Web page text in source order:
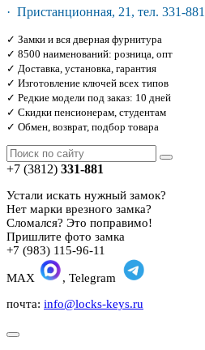
· Пристанционная, 21, тел. 331-881
✓ Замки и вся дверная фурнитура
✓ 8500 наименований: розница, опт
✓ Доставка, установка, гарантия
✓ Изготовление ключей всех типов
✓ Редкие модели под заказ: 10 дней
✓ Скидки пенсионерам, студентам
✓ Обмен, возврат, подбор товара
+7 (3812) 331-881
Устали искать нужный замок?
Нет марки врезного замка?
Сломался? Это поправимо!
Пришлите фото замка
+7 (983) 115-96-11
MAX
, Telegram
почта: info@locks-keys.ru